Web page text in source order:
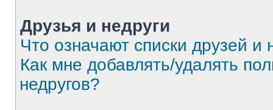
Друзья и недруги
Что означают списки друзей и
Как мне добавлять/удалять
недругов?